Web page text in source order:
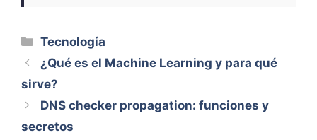
Categorías
Tecnología
¿Qué es el Machine Learning y para qué
sirve?
DNS checker propagation: funciones y
secretos